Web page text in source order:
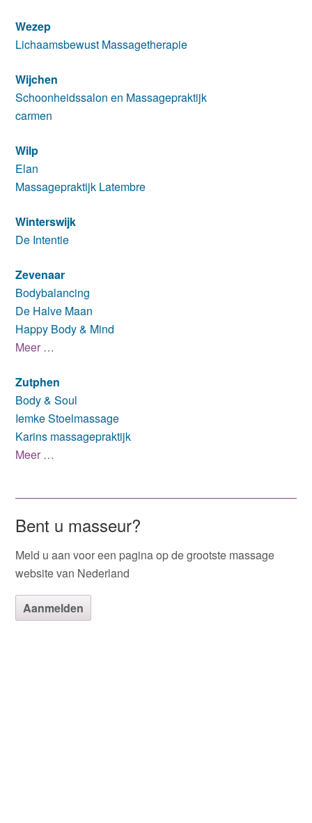
Wezep
Lichaamsbewust Massagetherapie
Wijchen
Schoonheidssalon en Massagepraktijk
carmen
Wilp
Elan
Massagepraktijk Latembre
Winterswijk
De Intentie
Zevenaar
Bodybalancing
De Halve Maan
Happy Body & Mind
Meer …
Zutphen
Body & Soul
Iemke Stoelmassage
Karins massagepraktijk
Meer …
Bent u masseur?
Meld u aan voor een pagina op de grootste massage
website van Nederland
Aanmelden